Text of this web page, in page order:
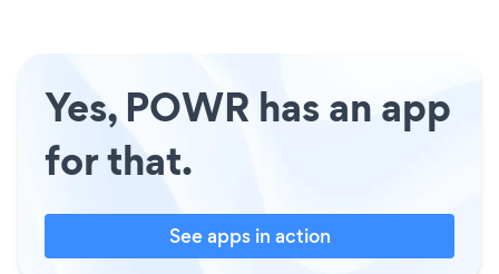
Yes, POWR has an app
for that.
See apps in action